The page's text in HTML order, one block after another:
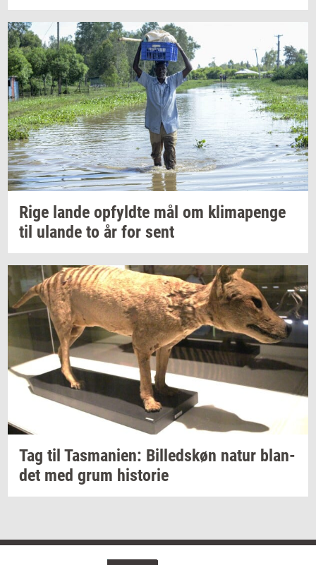
Rige lande op­fyld­te mål om kli­ma­pen­ge
til ulan­de to år for sent
Tag til Tas­ma­ni­en: Bil­leds­køn natur blan­
det med grum hi­sto­rie